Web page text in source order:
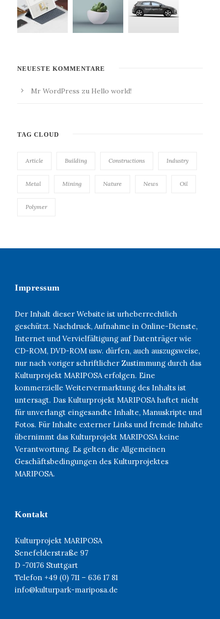
NEUESTE KOMMENTARE
Mr WordPress zu Hello world!
TAG CLOUD
Article Building Constructions Industry
Metal Mining Nature News Oil
Polymer
Impressum
Der Inhalt dieser Website ist urheberrechtlich
geschützt. Nachdruck, Aufnahme in Online-Dienste,
Internet und Vervielfältigung auf Datenträger wie
CD-ROM, DVD-ROM usw. dürfen, auch auszugsweise,
nur nach voriger schriftlicher Zustimmung durch das
Kulturprojekt MARIPOSA erfolgen. Eine
kommerzielle Weitervermarktung des Inhalts ist
untersagt. Das Kulturprojekt MARIPOSA haftet nicht
für unverlangt eingesandte Inhalte, Manuskripte und
Fotos. Für Inhalte externer Links und fremde Inhalte
übernimmt das Kulturprojekt MARIPOSA keine
Verantwortung. Es gelten die Allgemeinen
Geschäftsbedingungen des Kulturprojektes
MARIPOSA.
Kontakt
Kulturprojekt MARIPOSA
Senefelderstraße 97
D -70176 Stuttgart
Telefon +49 (0) 711 – 636 17 81
info@kulturpark-mariposa.de